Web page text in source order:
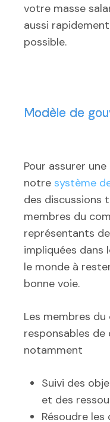
votre masse
aussi
possible.
Modèle de
Pour assurer
notresystème
des discussions
membres du
représentants
impliquées dans
le monde à
bonne voie.
Les membres
responsables
notamment
Suivi des
et des
Résoudre